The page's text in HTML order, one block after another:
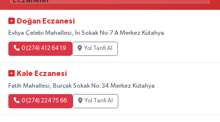
Doğan Eczanesi
Evliya Çelebi Mahallesi, İri Sokak No:7 A Merkez Kütahya
0 (274) 412 64 19 Yol Tarifi Al
Kale Eczanesi
Fatih Mahallesi, Burçak Sokak No:34 Merkez Kütahya
0 (274) 224 75 66 Yol Tarifi Al